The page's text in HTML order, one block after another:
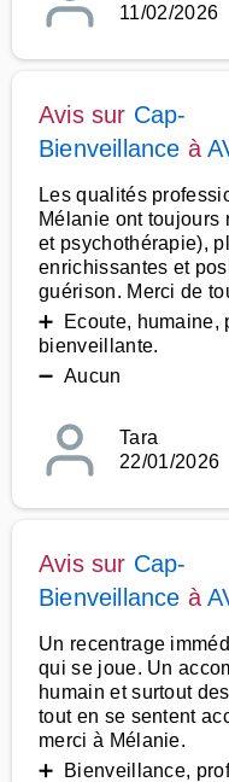
11/02/2026
Avis sur Cap-
Bienveillance à
Les qualités
Mélanie ont toujours
et psychothérapie),
enrichissantes et
guérison. Merci de
➕ Ecoute, humaine,
bienveillante.
➖ Aucun
Tara
22/01/2026
Avis sur Cap-
Bienveillance à
Un recentrage
qui se joue. Un
humain et surtout
tout en se sentent
merci à Mélanie.
➕ Bienveillance,